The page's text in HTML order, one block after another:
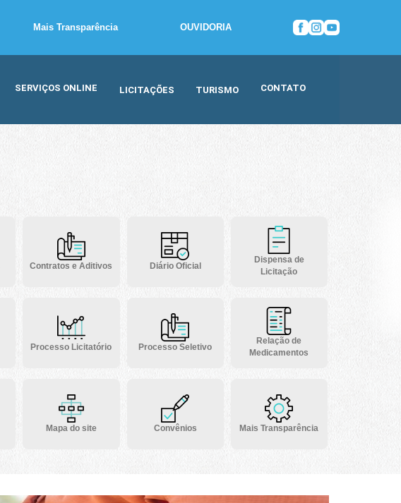
Mais Transparência OUVIDORIA
SERVIÇOS ONLINE LICITAÇÕES TURISMO CONTATO
Contratos e Aditivos Diário Oficial
Dispensa de
Licitação
Processo Licitatório Processo Seletivo
Relação de
Medicamentos
Mapa do site Convênios Mais Transparência